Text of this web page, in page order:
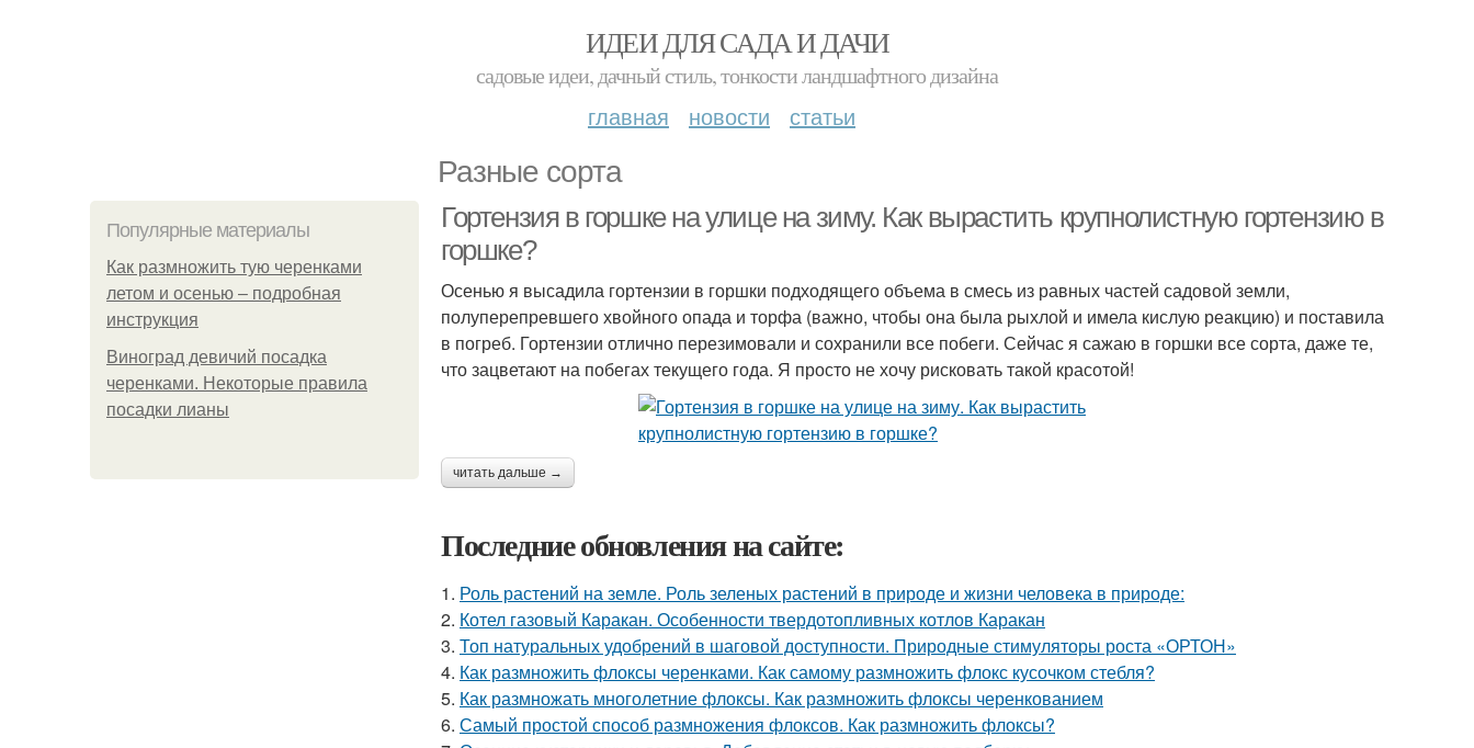
ИДЕИ ДЛЯ САДА И ДАЧИ
садовые идеи, дачный стиль, тонкости ландшафтного дизайна
главная новости статьи
Разные сорта
Популярные материалы
Как размножить тую черенками
летом и осенью – подробная
инструкция
Виноград девичий посадка
черенками. Некоторые правила
посадки лианы
Гортензия в горшке на улице на зиму. Как вырастить крупнолистную гортензию в
горшке?
Осенью я высадила гортензии в горшки подходящего объема в смесь из равных частей садовой земли,
полуперепревшего хвойного опада и торфа (важно, чтобы она была рыхлой и имела кислую реакцию) и поставила
в погреб. Гортензии отлично перезимовали и сохранили все побеги. Сейчас я сажаю в горшки все сорта, даже те,
что зацветают на побегах текущего года. Я просто не хочу рисковать такой красотой!
читать дальше →
Последние обновления на сайте:
1. Роль растений на земле. Роль зеленых растений в природе и жизни человека в природе:
2. Котел газовый Каракан. Особенности твердотопливных котлов Каракан
3. Топ натуральных удобрений в шаговой доступности. Природные стимуляторы роста «ОРТОН»
4. Как размножить флоксы черенками. Как самому размножить флокс кусочком стебля?
5. Как размножать многолетние флоксы. Как размножить флоксы черенкованием
6. Самый простой способ размножения флоксов. Как размножить флоксы?